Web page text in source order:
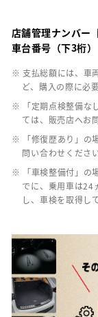
店舗管理ナンバー
車台番号（下3桁）
※ 支払総額には、車
ど、購入の際に必
※ 「定期点検整備な
ては、販売店へお
※ 「修復歴あり」の
問い合わせください
※ 「車検整備付」の
でに、乗用車は24
し、車検を取得し